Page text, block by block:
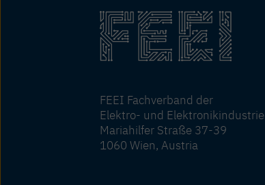
FEEI Fachverband der
Elektro- und Elektronikindustrie
Mariahilfer Straße 37-39
1060 Wien, Austria